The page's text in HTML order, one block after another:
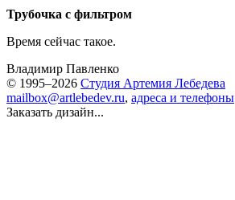
Трубочка с фильтром
Время сейчас такое.
Владимир Павленко
© 1995–2026 Студия Артемия Лебедева
mailbox@artlebedev.ru, адреса и телефоны
Заказать дизайн...